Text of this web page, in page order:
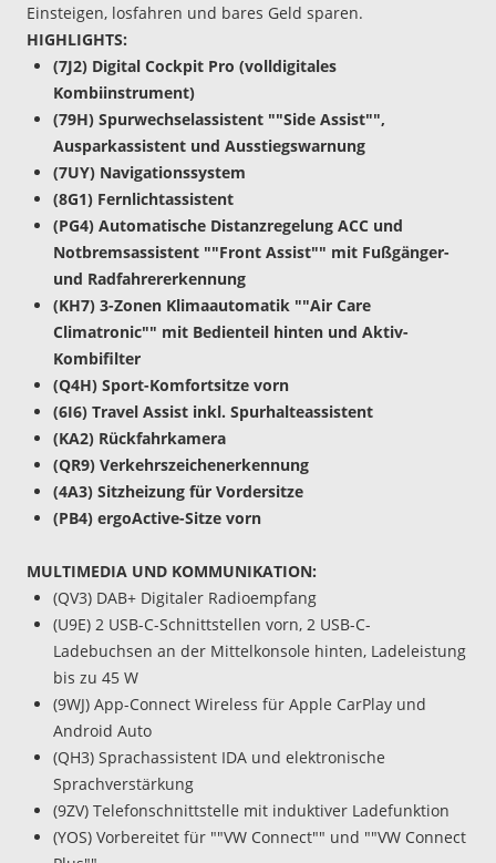
Einsteigen, losfahren und bares Geld sparen.
HIGHLIGHTS:
(7J2) Digital Cockpit Pro (volldigitales
Kombiinstrument)
(79H) Spurwechselassistent ""Side Assist"",
Ausparkassistent und Ausstiegswarnung
(7UY) Navigationssystem
(8G1) Fernlichtassistent
(PG4) Automatische Distanzregelung ACC und
Notbremsassistent ""Front Assist"" mit Fußgänger-
und Radfahrererkennung
(KH7) 3-Zonen Klimaautomatik ""Air Care
Climatronic"" mit Bedienteil hinten und Aktiv-
Kombifilter
(Q4H) Sport-Komfortsitze vorn
(6I6) Travel Assist inkl. Spurhalteassistent
(KA2) Rückfahrkamera
(QR9) Verkehrszeichenerkennung
(4A3) Sitzheizung für Vordersitze
(PB4) ergoActive-Sitze vorn
MULTIMEDIA UND KOMMUNIKATION:
(QV3) DAB+ Digitaler Radioempfang
(U9E) 2 USB-C-Schnittstellen vorn, 2 USB-C-
Ladebuchsen an der Mittelkonsole hinten, Ladeleistung
bis zu 45 W
(9WJ) App-Connect Wireless für Apple CarPlay und
Android Auto
(QH3) Sprachassistent IDA und elektronische
Sprachverstärkung
(9ZV) Telefonschnittstelle mit induktiver Ladefunktion
(YOS) Vorbereitet für ""VW Connect"" und ""VW Connect